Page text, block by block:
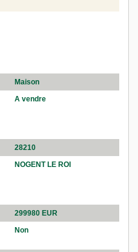
Maison
A vendre
28210
NOGENT LE ROI
299980 EUR
Non